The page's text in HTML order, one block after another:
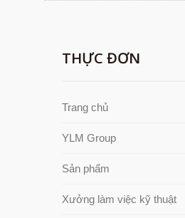
THỰC ĐƠN
Trang chủ
YLM Group
Sản phẩm
Xưởng làm việc kỹ thuật